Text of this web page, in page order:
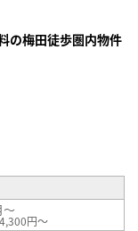
録
の梅田徒歩圏内物件
～
円～